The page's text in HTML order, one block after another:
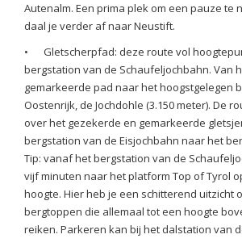
Autenalm. Een prima plek om een pauze te
daal je verder af naar Neustift.
•
Gletscherpfad: deze route vol
bergstation van de Schaufeljochbahn. Van
gemarkeerde pad naar het hoogstgelegen
Oostenrijk, de Jochdohle (3.150 meter). De
over het gezekerde en gemarkeerde
bergstation van de Eisjochbahn naar het
Tip: vanaf het bergstation van de
vijf minuten naar het platform Top of Tyrol
hoogte. Hier heb je een schitterend uitzicht
bergtoppen die allemaal tot een hoogte
reiken. Parkeren kan bij het dalstation van